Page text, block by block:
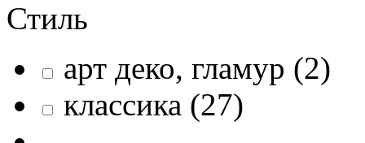
Стиль
арт деко, гламур (2)
классика (27)